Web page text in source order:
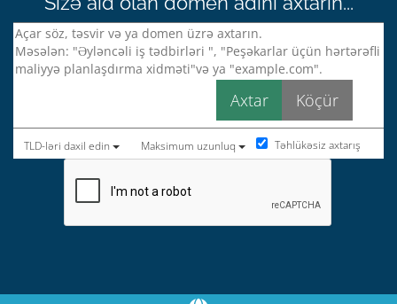
TLD-ləri daxil edin Maksimum uzunluq Təhlükəsiz axtarış